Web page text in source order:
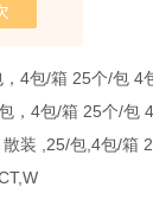
4包/箱 25个/包 4
，4包/箱 25个/包
装 ,25/包,4包/箱